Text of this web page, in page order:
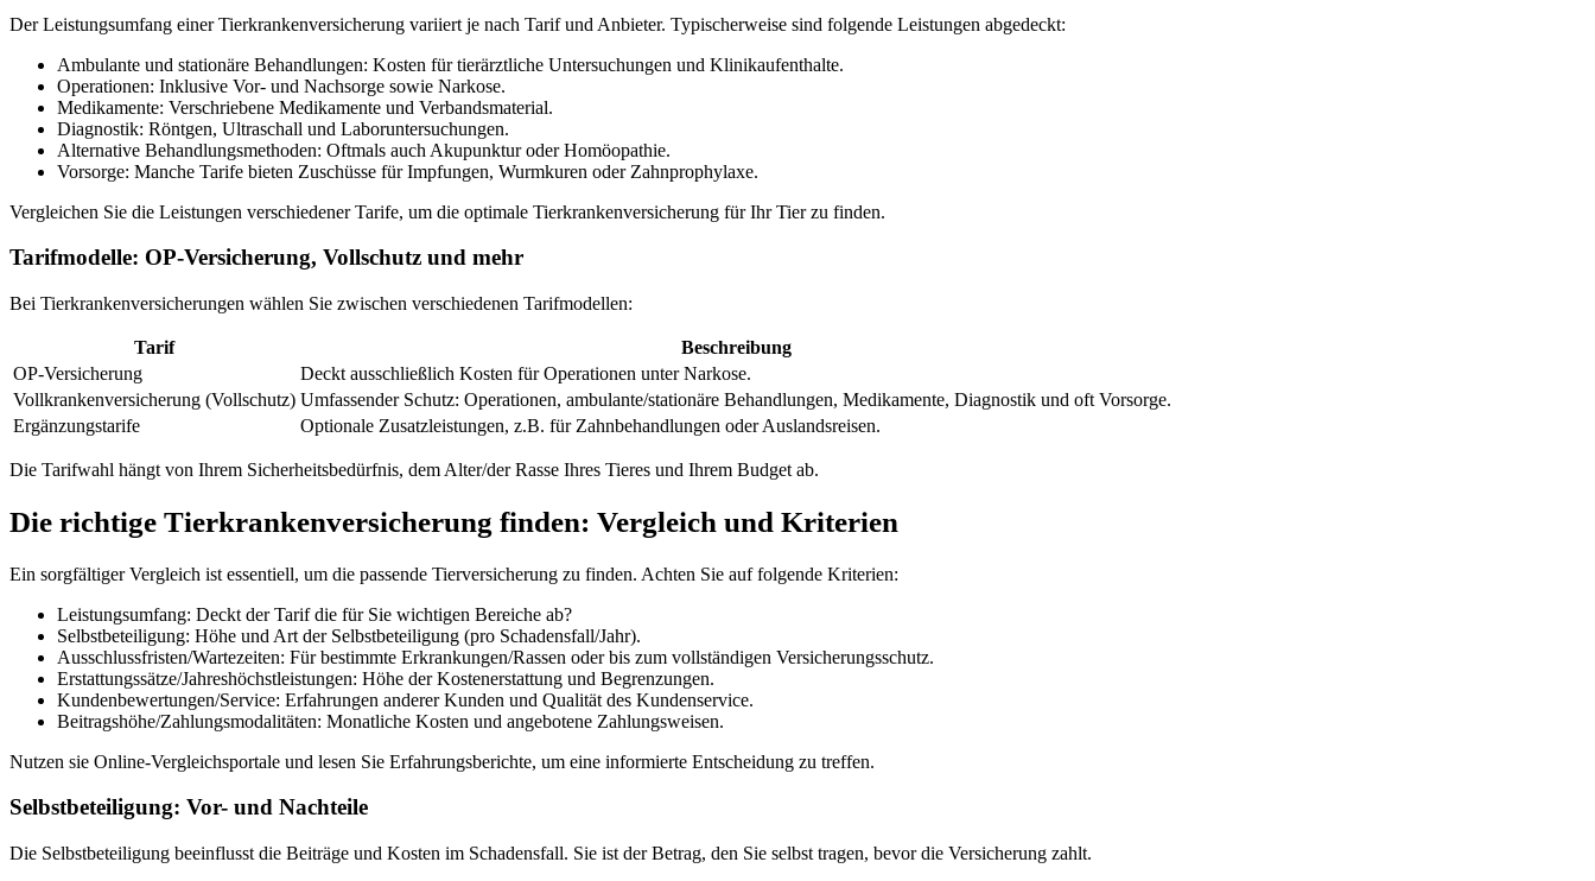
Der Leistungsumfang einer Tierkrankenversicherung variiert je nach Tarif und Anbieter. Typischerweise sind folgende Leistungen abgedeckt:
Ambulante und stationäre Behandlungen: Kosten für tierärztliche Untersuchungen und Klinikaufenthalte.
Operationen: Inklusive Vor- und Nachsorge sowie Narkose.
Medikamente: Verschriebene Medikamente und Verbandsmaterial.
Diagnostik: Röntgen, Ultraschall und Laboruntersuchungen.
Alternative Behandlungsmethoden: Oftmals auch Akupunktur oder Homöopathie.
Vorsorge: Manche Tarife bieten Zuschüsse für Impfungen, Wurmkuren oder Zahnprophylaxe.
Vergleichen Sie die Leistungen verschiedener Tarife, um die optimale Tierkrankenversicherung für Ihr Tier zu finden.
Tarifmodelle: OP-Versicherung, Vollschutz und mehr
Bei Tierkrankenversicherungen wählen Sie zwischen verschiedenen Tarifmodellen:
Tarif
Beschreibung
OP-Versicherung
Deckt ausschließlich Kosten für Operationen unter Narkose.
Vollkrankenversicherung (Vollschutz) Umfassender Schutz: Operationen, ambulante/stationäre Behandlungen, Medikamente, Diagnostik und oft Vorsorge.
Ergänzungstarife
Optionale Zusatzleistungen, z.B. für Zahnbehandlungen oder Auslandsreisen.
Die Tarifwahl hängt von Ihrem Sicherheitsbedürfnis, dem Alter/der Rasse Ihres Tieres und Ihrem Budget ab.
Die richtige Tierkrankenversicherung finden: Vergleich und Kriterien
Ein sorgfältiger Vergleich ist essentiell, um die passende Tierversicherung zu finden. Achten Sie auf folgende Kriterien:
Leistungsumfang: Deckt der Tarif die für Sie wichtigen Bereiche ab?
Selbstbeteiligung: Höhe und Art der Selbstbeteiligung (pro Schadensfall/Jahr).
Ausschlussfristen/Wartezeiten: Für bestimmte Erkrankungen/Rassen oder bis zum vollständigen Versicherungsschutz.
Erstattungssätze/Jahreshöchstleistungen: Höhe der Kostenerstattung und Begrenzungen.
Kundenbewertungen/Service: Erfahrungen anderer Kunden und Qualität des Kundenservice.
Beitragshöhe/Zahlungsmodalitäten: Monatliche Kosten und angebotene Zahlungsweisen.
Nutzen sie Online-Vergleichsportale und lesen Sie Erfahrungsberichte, um eine informierte Entscheidung zu treffen.
Selbstbeteiligung: Vor- und Nachteile
Die Selbstbeteiligung beeinflusst die Beiträge und Kosten im Schadensfall. Sie ist der Betrag, den Sie selbst tragen, bevor die Versicherung zahlt.